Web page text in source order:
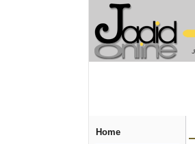
Home